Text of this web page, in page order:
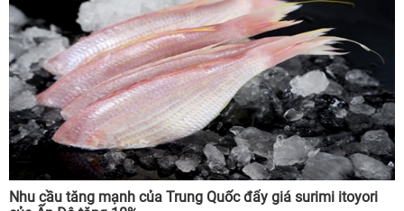
Nhu cầu tăng mạnh của Trung Quốc đẩy giá surimi itoyori